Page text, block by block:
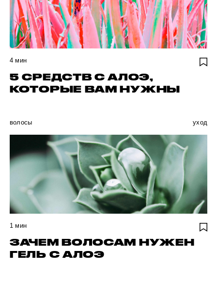
4 мин
5 СРЕДСТВ С АЛОЭ,
КОТОРЫЕ ВАМ НУЖНЫ
волосы уход
1 мин
ЗАЧЕМ ВОЛОСАМ НУЖЕН
ГЕЛЬ С АЛОЭ